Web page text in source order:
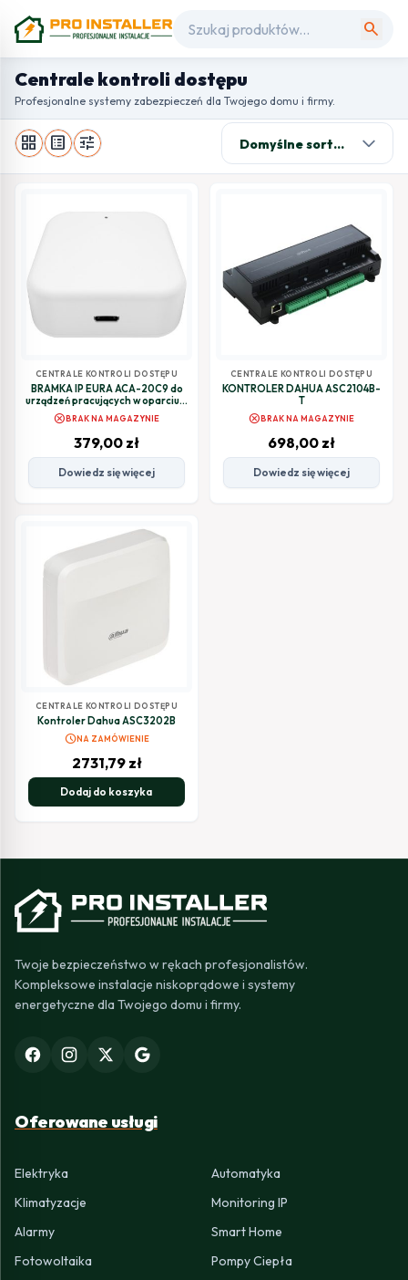
search
Centrale kontroli dostępu
Profesjonalne systemy zabezpieczeń dla Twojego domu i firmy.
grid_view list_alt tune
CENTRALE KONTROLI DOSTĘPU
BRAMKA IP EURA ACA-20C9 do
urządzeń pracujących w oparciu o
cancelBRAK NA MAGAZYNIE
379,00 zł
Dowiedz się więcej
CENTRALE KONTROLI DOSTĘPU
KONTROLER DAHUA ASC2104B-
T
cancelBRAK NA MAGAZYNIE
698,00 zł
Dowiedz się więcej
CENTRALE KONTROLI DOSTĘPU
Kontroler Dahua ASC3202B
scheduleNA ZAMÓWIENIE
2731,79 zł
Dodaj do koszyka
Twoje bezpieczeństwo w rękach profesjonalistów.
Kompleksowe instalacje niskoprądowe i systemy
energetyczne dla Twojego domu i firmy.
Oferowane usługi
Elektryka
Automatyka
Klimatyzacje
Monitoring IP
Alarmy
Smart Home
Fotowoltaika
Pompy Ciepła